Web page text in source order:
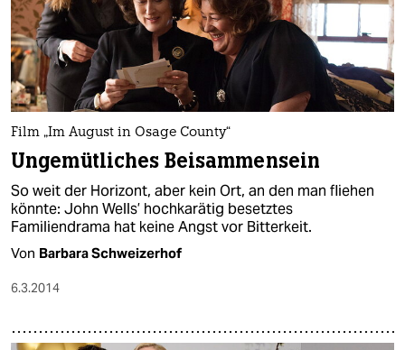
Film „Im August in Osage County“
Ungemütliches Beisammensein
So weit der Horizont, aber kein Ort, an den man fliehen
könnte: John Wells’ hochkarätig besetztes
Familiendrama hat keine Angst vor Bitterkeit.
Von Barbara Schweizerhof
6.3.2014